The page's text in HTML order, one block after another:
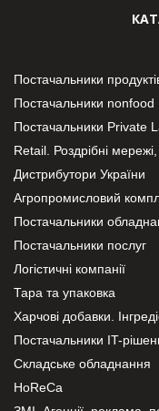
Постачальники
Постачальники nonfood
Постачальники Private
Retail. Роздрібні
Дистрибутори України
Агропромисловий
Постачальники
Постачальники послуг
Логістичні компанії
Тара та упаковка
Харчові добавки.
Постачальники IT-
Складське обладнання
HoReCa